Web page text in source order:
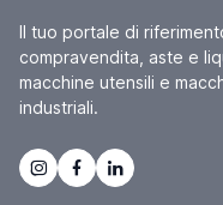
Il tuo portale di
compravendita, aste e
macchine utensili e
industriali.